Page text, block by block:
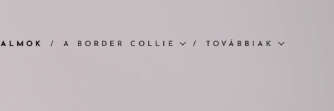
ALMOK A BORDER COLLIE TOVÁBBIAK